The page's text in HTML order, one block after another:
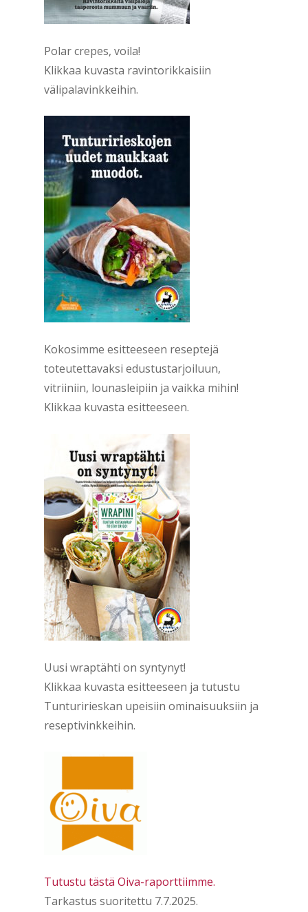
Polar crepes, voila!
Klikkaa kuvasta ravintorikkaisiin
välipalavinkkeihin.
Kokosimme esitteeseen reseptejä
toteutettavaksi edustustarjoiluun,
vitriiniin, lounasleipiin ja vaikka mihin!
Klikkaa kuvasta esitteeseen.
Uusi wraptähti on syntynyt!
Klikkaa kuvasta esitteeseen ja tutustu
Tunturirieskan upeisiin ominaisuuksiin ja
reseptivinkkeihin.
Tutustu tästä Oiva-raporttiimme.
Tarkastus suoritettu 7.7.2025.